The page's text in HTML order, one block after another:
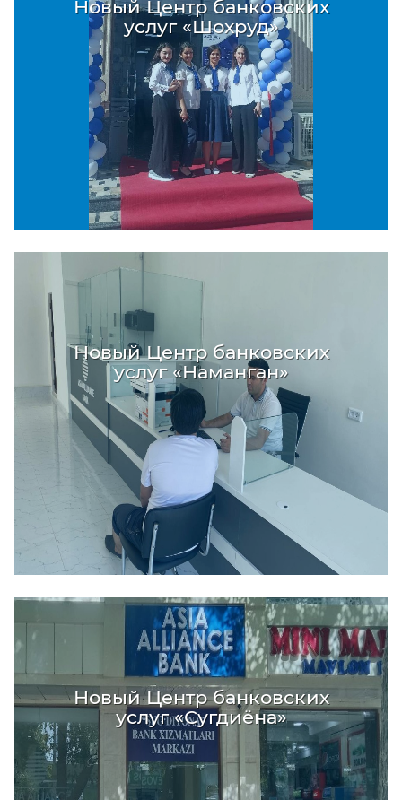
Новый Центр банковских
услуг «Шохруд»
Новый Центр банковских
услуг «Наманган»
Новый Центр банковских
услуг «Сугдиёна»